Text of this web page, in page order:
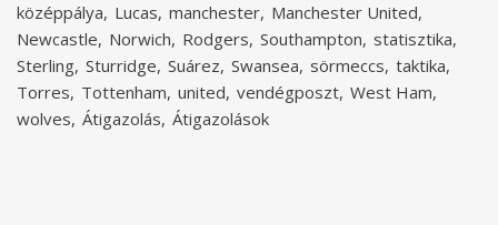
középpálya Lucas manchester Manchester United
Newcastle Norwich Rodgers Southampton statisztika
Sterling Sturridge Suárez Swansea sörmeccs taktika
Torres Tottenham united vendégposzt West Ham
wolves Átigazolás Átigazolások